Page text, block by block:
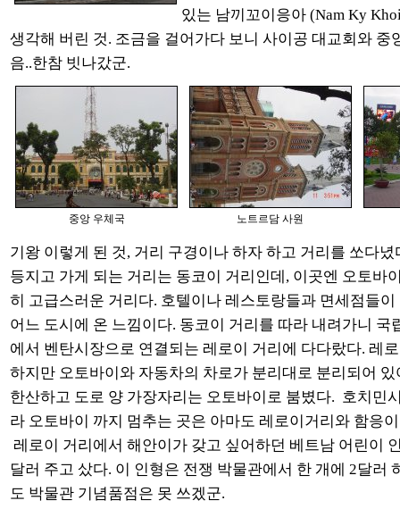
있는 남끼꼬이응아 (Nam Ky
생각해 버린 것. 조금을 걸어가다 보니 사이공 대교회와 중
음..한참 빗나갔군.
중앙 우체국 노트르담 사원
기왕 이렇게 된 것, 거리 구경이나 하자 하고 거리를 쏘다
등지고 가게 되는 거리는 동코이 거리인데, 이곳엔 오토바
히 고급스러운 거리다. 호텔이나 레스토랑들과 면세점들
어느 도시에 온 느낌이다. 동코이 거리를 따라 내려가니 국
에서 벤탄시장으로 연결되는 레로이 거리에 다다랐다. 레
하지만 오토바이와 자동차의 차로가 분리대로 분리되어
한산하고 도로 양 가장자리는 오토바이로 붐볐다. 호치민
라 오토바이 까지 멈추는 곳은 아마도 레로이거리와 함응
레로이 거리에서 해안이가 갖고 싶어하던 베트남 어린이
달러 주고 샀다. 이 인형은 전쟁 박물관에서 한 개에 2달러
도 박물관 기념품점은 못 쓰겠군.